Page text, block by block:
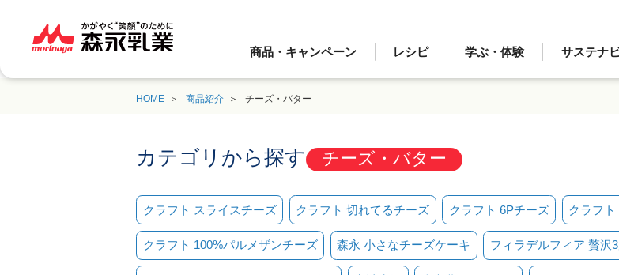
商品・キャンペーン レシピ 学ぶ・体験 サステナ
HOME 商品紹介 チーズ・バター
カテゴリから探す チーズ・バター
クラフト スライスチーズ クラフト 切れてるチーズ クラフト 6Pチーズ クラフ
クラフト 100%パルメザンチーズ 森永 小さなチーズケーキ フィラデルフィア 贅沢